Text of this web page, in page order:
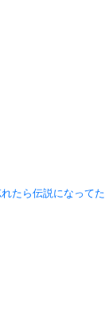
たら伝説になってた